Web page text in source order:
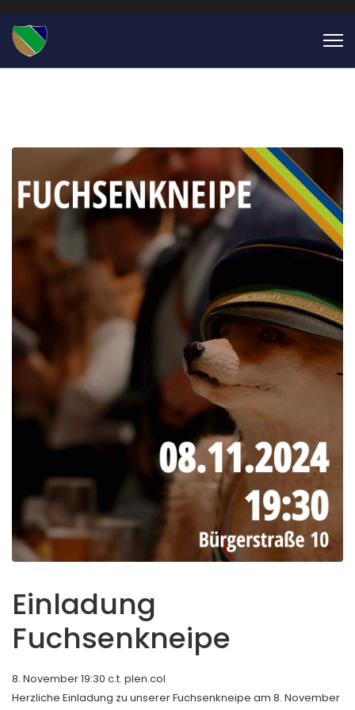
Einladung
Fuchsenkneipe
8. November 19:30 c.t. plen.col
Herzliche Einladung zu unserer Fuchsenkneipe am 8. November